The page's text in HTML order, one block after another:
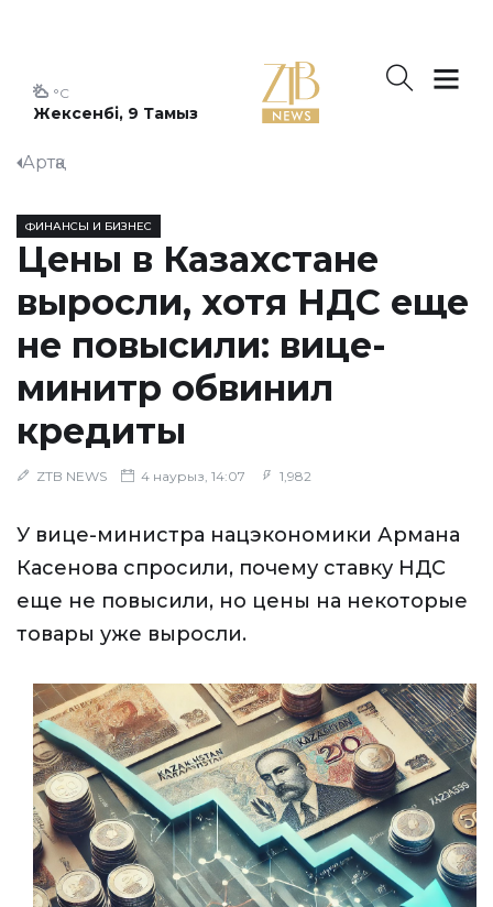
Жексенбі, 9 Тамыз
°C
Артқа
ФИНАНСЫ И БИЗНЕС
Цены в Казахстане
выросли, хотя НДС еще
не повысили: вице-
минитр обвинил
кредиты
ZTB NEWS 4 наурыз, 14:07 1,982
У вице-министра нацэкономики Армана
Касенова спросили, почему ставку НДС
еще не повысили, но цены на некоторые
товары уже выросли.